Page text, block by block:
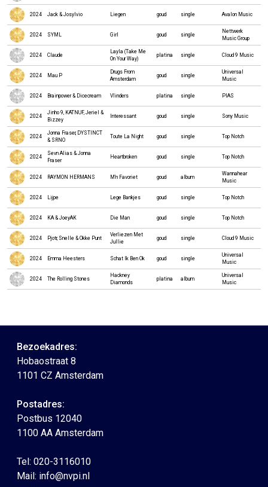
2024 Jack & Josylvio Liegen goud single Avalon Music
2024 SYML Girl goud single
Nettwerk
Music Group
2024 Claude
Layla (Take Me
On Your Way)
platina single Cloud 9 Music
2024 Mau P
Drugs From
Amsterdam
goud single
Universal
Music
2024 Brainpower & Dicecream Vlinders platina single PIAS
2024
Jinho 9, KATNUF, Jeriel &
Bizzey
Interessant goud single Sony Music
2024
Jonna Fraser, DYSTINCT
& SRNO
Toute La Night goud single Top Notch
2024
Sevn Alias & Jonna
Fraser
Heartbroken goud single Top Notch
2024 RAYMON HERMANS M'n Favoriet goud album
Wannahear
Music
2024 Lijpe Lege Bankjes goud single Top Notch
2024 KA & JoeyAK Die Man goud single Top Notch
2024 Pjotr, Snelle & Okke Punt
Verliezen Met
Jullie
goud single Cloud 9 Music
2024 Emma Heesters Schat Ik Ben Ok goud single
Universal
Music
2024 The Rolling Stones
Hackney
Diamonds
platina album
Universal
Music
Bezoekadres:
Hobaostraat 8
1101 CZ Amsterdam
Postadres:
Postbus 12040
1100 AA Amsterdam
Tel: 020-3116010
Mail: info@nvpi.nl